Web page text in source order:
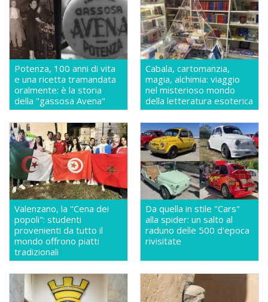
Potenza, 100 anni di vita
e una ricetta tramandata
oralmente: è la storia
della "gassosa Avena"
Cabala, cartomanzia,
magia, alchimia: viaggio
nel misterioso mondo
della letteratura esoterica
Valenzano, la "Cena dei
popoli": studenti
provenienti da tutto il
mondo offrono piatti
tradizionali
Da quella in stile "Cars"
alla spider: un salto al
raduno delle 500 d'epoca
rivisitate